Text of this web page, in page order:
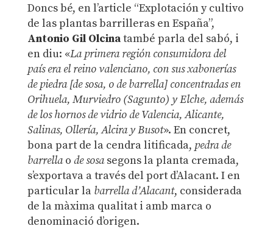
Doncs bé, en l’article “Explotación y cultivo
de las plantas barrilleras en España”,
Antonio Gil Olcinatambé parla del sabó, i
en diu: «La primera región consumidora del
país era el reino valenciano, con sus xabonerías
de piedra [de sosa, o de barrella] concentradas en
Orihuela, Murviedro (Sagunto) y Elche, además
de los hornos de vidrio de Valencia, Alicante,
Salinas, Ollería, Alcira y Busot». En concret,
bona part de la cendra litificada, pedra de
barrellao de sosasegons la planta cremada,
s’exportava a través del port d’Alacant. I en
particular la barrella d’Alacant, considerada
de la màxima qualitat i amb marca o
denominació d’origen.